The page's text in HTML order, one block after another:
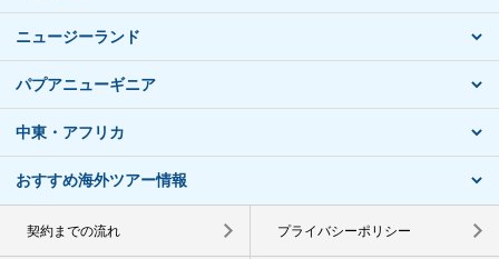
ニュージーランド
パプアニューギニア
中東・アフリカ
おすすめ海外ツアー情報
契約までの流れ プライバシーポリシー